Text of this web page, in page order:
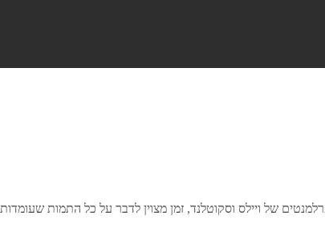
של ויילס וסקוטלנד, זמן מצוין לדבר על כל התמות